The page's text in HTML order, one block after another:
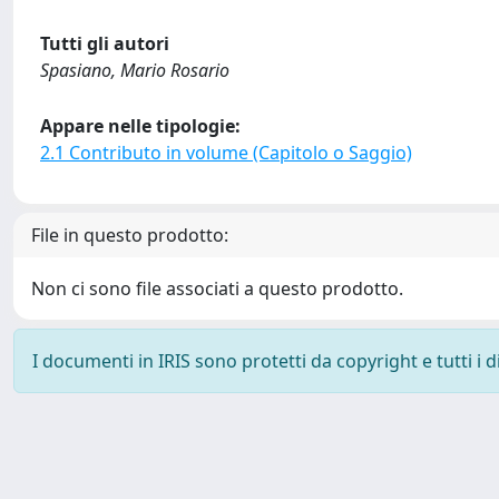
Tutti gli autori
Spasiano, Mario Rosario
Appare nelle tipologie:
2.1 Contributo in volume (Capitolo o Saggio)
File in questo prodotto:
Non ci sono file associati a questo prodotto.
I documenti in IRIS sono protetti da copyright e tutti i